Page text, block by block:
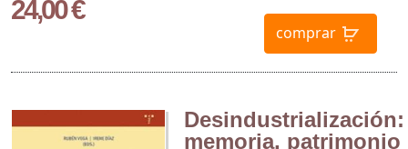
24,00 €
comprar
Desindustrialización:
memoria, patrimonio